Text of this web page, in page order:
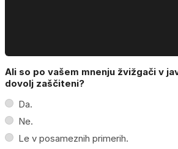
Ali so po vašem mnenju žvižgači v
dovolj zaščiteni?
Da.
Ne.
Le v posameznih primerih.